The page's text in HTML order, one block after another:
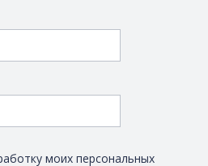
моих персональных